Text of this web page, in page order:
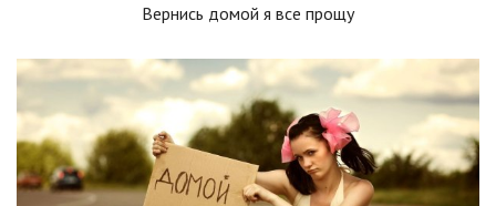
Вернись домой я все прощу